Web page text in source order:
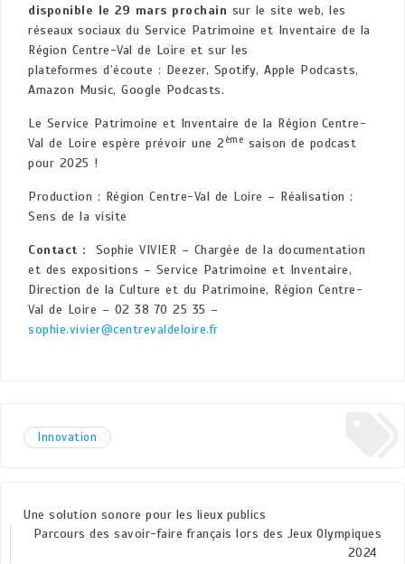
disponible le 29 mars prochain sur le site web, les
réseaux sociaux du Service Patrimoine et Inventaire de la
Région Centre-Val de Loire et sur les
plateformes d’écoute : Deezer, Spotify, Apple Podcasts,
Amazon Music, Google Podcasts.
Le Service Patrimoine et Inventaire de la Région Centre-
Val de Loire espère prévoir une 2 ème saison de podcast
pour 2025 !
Production : Région Centre-Val de Loire – Réalisation :
Sens de la visite
Contact :
Sophie VIVIER – Chargée de la documentation
et des expositions – Service Patrimoine et Inventaire,
Direction de la Culture et du Patrimoine, Région Centre-
Val de Loire – 02 38 70 25 35 –
sophie.vivier@centrevaldeloire.fr
Innovation
Une solution sonore pour les lieux publics
Parcours des savoir-faire français lors des Jeux Olympiques
2024